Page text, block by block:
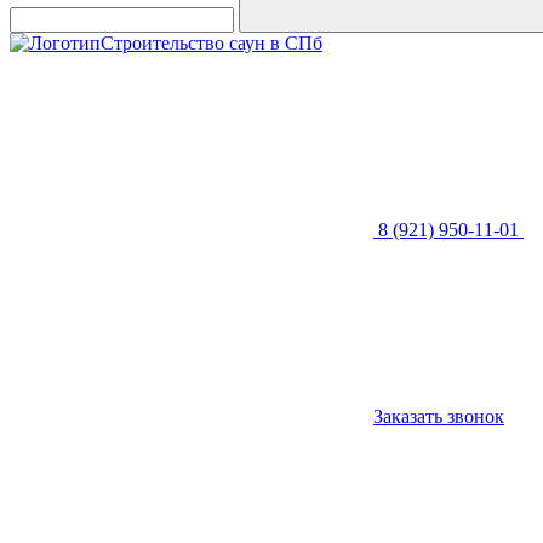
Строительство саун в СПб
8 (921) 950-11-01
Заказать звонок